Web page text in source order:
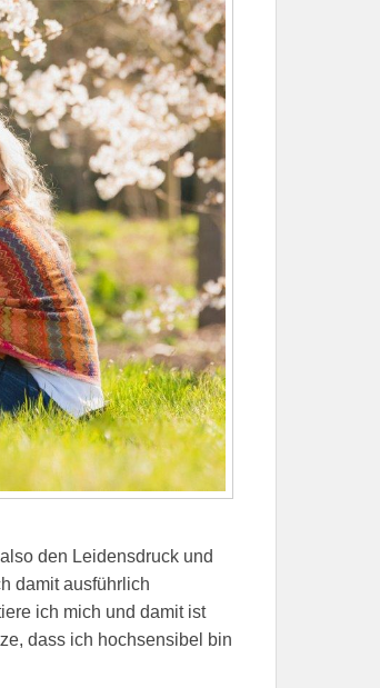
den Leidensdruck und
damit ausführlich
ich mich und damit ist
dass ich hochsensibel bin